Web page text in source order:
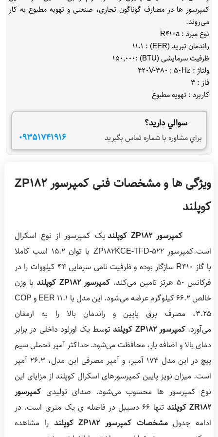
کمپرسور ها در مصارف گوناگون تجاری، صنعتی و تهویه مطبوع به کار
کاربرد : تهویه مطبوع
سوالي داريد؟
براي مشاوره با شماره 09351741916 تماس بگيريد
ویژگی ها و مشخصات فنی کمپرسور ZP182
کوپلند
کمپرسور ZP182 کوپلند
یک کمپرسور از نوع اسکرال
است.کمپرسور 522-ZP182KCE-TFD با توان 15.2 اسب کاملا
با گاز R410 سازگار بوده و ظرفیت نامی سرمایی 44 کیلووات را در
فرکانس 50 هرتز تامین می‌کند.
کمپرسور ZP182 کوپلند
با وزن
خالص 66.2 کیلوگرم عرضه می‌شود. این مدل با EER 11.1 و COP
3.25، مصرف برق پایین و راندمان بالا را به ارمغان
می‌آورد.کمپرسور ZP182 کوپلند
توسط یک اورلود داخلی در برابر
دمای بالا و اضافه بار، محافظت می‌شود. حداکثر آمپر تحملی سیم
پیچ در این مدل 174 آمپر، و آمپر مصرفی این مدل، 26.3 آمپر
است. میزان نویز پایین کمپرسورهای اسکرال کوپلند از مزایای این
نوع کمپرسور ها محسوب می‌شود. صدای تولیدی کمپرسور
ZR182 کوپلند
تنها 66 دسیبل در فاصله ی یک متری است. در
ادامه جدولمشخصات کمپرسور ZP182 کوپلند
را مشاهده